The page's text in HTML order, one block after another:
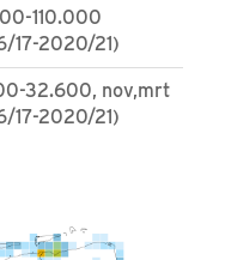
110.000
17-2020/21)
32.600, nov,mrt
17-2020/21)